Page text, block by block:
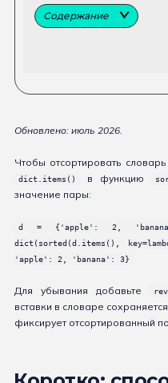
Содержание
Обновлено: июль 2026.
Чтобы отсортировать
dict.items() в функцию
значение пары:
d = {'apple': 2,
dict(sorted(d.items(),
'apple': 2, 'banana': 3}
Для убывания добавьте
вставки в словаре
фиксирует отсортированный